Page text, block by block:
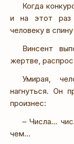
Когда
и на этот раз
человеку в
Винсент
жертве,
Умирая,
нагнуться. Он
произнес:
– Числа...
чем...